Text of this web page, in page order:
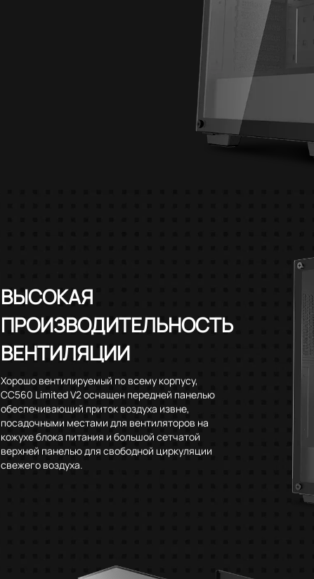
ВЫСОКАЯ
ПРОИЗВОДИТЕЛЬНОСТЬ
ВЕНТИЛЯЦИИ
Хорошо вентилируемый по всему корпусу,
CC560 Limited V2 оснащен передней панелью
обеспечивающий приток воздуха извне,
посадочными местами для вентиляторов на
кожухе блока питания и большой сетчатой
верхней панелью для свободной циркуляции
свежего воздуха.